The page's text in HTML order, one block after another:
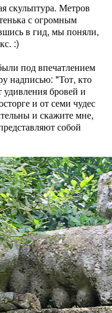
скульптура. Метров
с огромным
в гид, мы поняли,
:)
под впечатлением
надписью: "Тот, кто
удивления бровей и
и от семи чудес
и скажите мне,
собой